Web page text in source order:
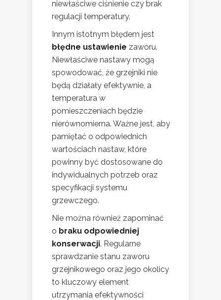
niewłaściwe ciśnienie czy brak
regulacji temperatury.
Innym istotnym błędem jest
błędne ustawienie zaworu.
Niewłaściwe nastawy mogą
spowodować, że grzejniki nie
będą działały efektywnie, a
temperatura w
pomieszczeniach będzie
nierównomierna. Ważne jest, aby
pamiętać o odpowiednich
wartościach nastaw, które
powinny być dostosowane do
indywidualnych potrzeb oraz
specyfikacji systemu
grzewczego.
Nie można również zapominać
o braku odpowiedniej
konserwacji. Regularne
sprawdzanie stanu zaworu
grzejnikowego oraz jego okolicy
to kluczowy element
utrzymania efektywności